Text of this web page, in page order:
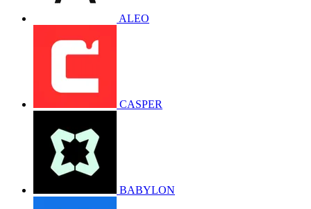
ALEO
CASPER
BABYLON